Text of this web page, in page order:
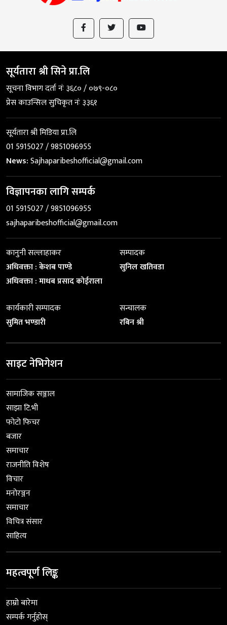
सूर्यतारा श्री सिने प्रा.लि
सूचना विभाग दर्ता नंः ३६८० / ०७९-०८०
प्रेस काउन्सिल सुचिकृत नंः ३३६१
सूर्यतारा श्री मिडिया प्रा.लि
01 5915027 / 9851096955
News:Sajhaparibeshofficial@gmail.com
विज्ञापनका लागि सम्पर्क
01 5915027 / 9851096955
sajhaparibeshofficial@gmail.com
कानुनी सल्लाहाकर
अधिवक्ता : केशब पाण्डे
अधिवक्ता : माधब प्रसाद कोईराला
सम्पादक
सुनिल खतिवडा
कार्यकारी सम्पादक
सुमित भण्डारी
सन्चालक
रबिन श्री
साइट नेभिगेशन
सामाजिक सञ्जाल
साझा टि.भी
फोटो फिचर
बजार
समाचार
राजनीति विशेष
विचार
मनोरञ्जन
समाचार
विचित्र संसार
साहित्य
महत्वपूर्ण लिङ्क
हाम्रो बारेमा
सम्पर्क गर्नुहोस्